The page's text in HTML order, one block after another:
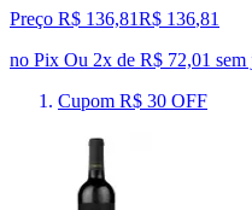
Preço R$ 136,81R$ 136,81
no Pix Ou 2x de R$ 72,01 sem
Cupom R$ 30 OFF